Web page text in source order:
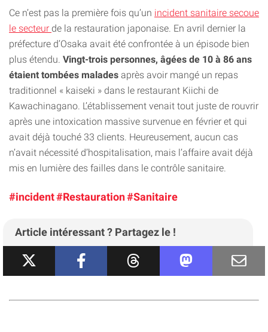
Ce n’est pas la première fois qu’un incident sanitaire secoue
le secteur de la restauration japonaise. En avril dernier la
préfecture d’Osaka avait été confrontée à un épisode bien
plus étendu. Vingt-trois personnes, âgées de 10 à 86 ans
étaient tombées malades après avoir mangé un repas
traditionnel « kaiseki » dans le restaurant Kiichi de
Kawachinagano. L’établissement venait tout juste de rouvrir
après une intoxication massive survenue en février et qui
avait déjà touché 33 clients. Heureusement, aucun cas
n’avait nécessité d’hospitalisation, mais l’affaire avait déjà
mis en lumière des failles dans le contrôle sanitaire.
#incident#Restauration#Sanitaire
Article intéressant ? Partagez le !